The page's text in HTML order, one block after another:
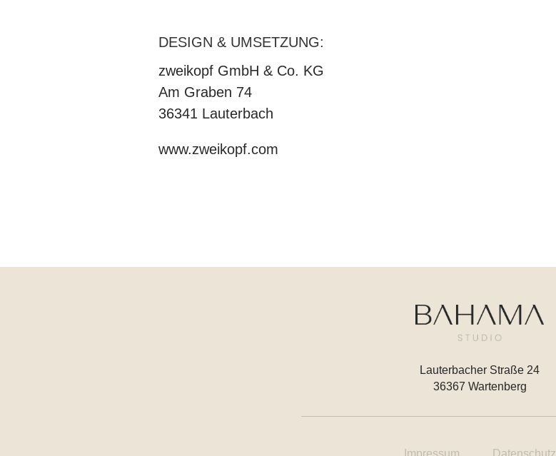
DESIGN & UMSETZUNG:
zweikopf GmbH & Co. KG
Am Graben 74
36341 Lauterbach
www.zweikopf.com
Lauterbacher Straße 24
36367 Wartenberg